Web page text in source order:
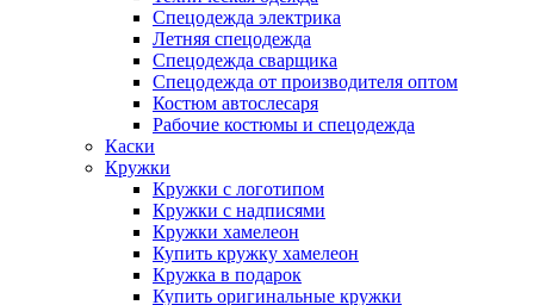
Спецодежда электрика
Летняя спецодежда
Спецодежда сварщика
Спецодежда от производителя оптом
Костюм автослесаря
Рабочие костюмы и спецодежда
Каски
Кружки
Кружки с логотипом
Кружки с надписями
Кружки хамелеон
Купить кружку хамелеон
Кружка в подарок
Купить оригинальные кружки